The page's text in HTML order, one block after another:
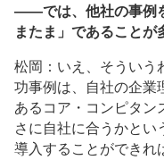
――では、他社の事例
またま」であることが
松岡：いえ、そういう
功事例は、自社の企業
あるコア・コンピタン
さに自社に合うかと
導入することができれ